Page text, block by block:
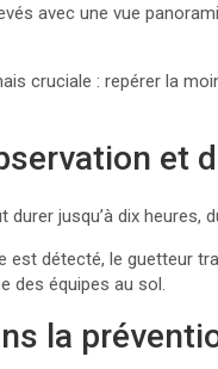
avec une vue
cruciale : repérer la
et
durer jusqu’à dix
est détecté, le guetteur
des équipes au sol.
la